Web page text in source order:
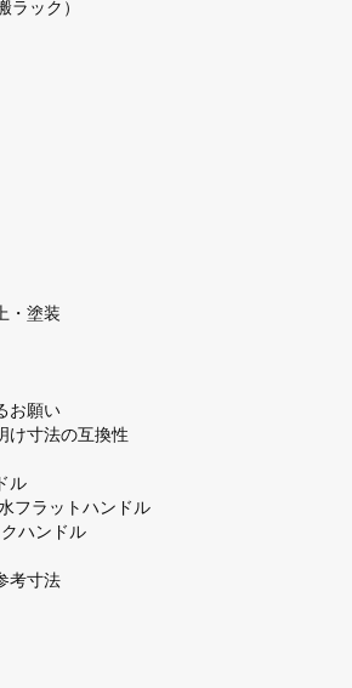
ック）
・塗装
お願い
け⼨法の互換性
ル
フラットハンドル
ハンドル
考⼨法